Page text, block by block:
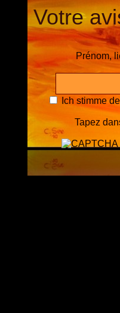
Votre
Prénom,
Ich stimme
Tapez